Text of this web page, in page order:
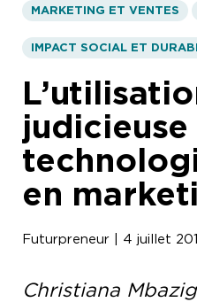
MARKETING ET VENTES
IMPACT SOCIAL ET
en
Futurpreneur | 4 juillet
Christiana